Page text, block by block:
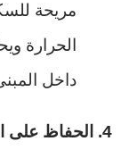
مريحة
الحرارة
داخل
4. الحفاظ على البيئة: